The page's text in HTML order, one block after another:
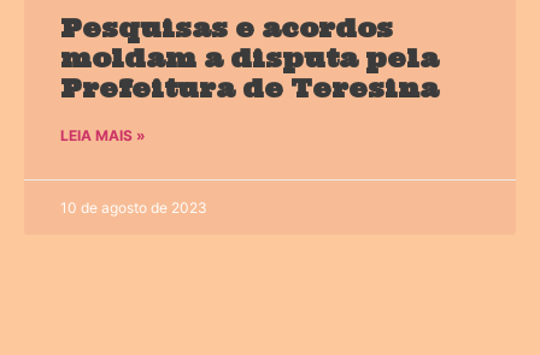
Pesquisas e acordos
moldam a disputa pela
Prefeitura de Teresina
LEIA MAIS »
10 de agosto de 2023